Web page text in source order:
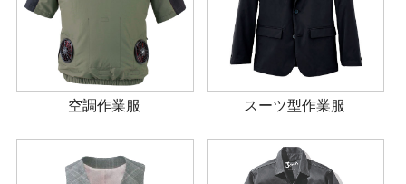
空調作業服 スーツ型作業服